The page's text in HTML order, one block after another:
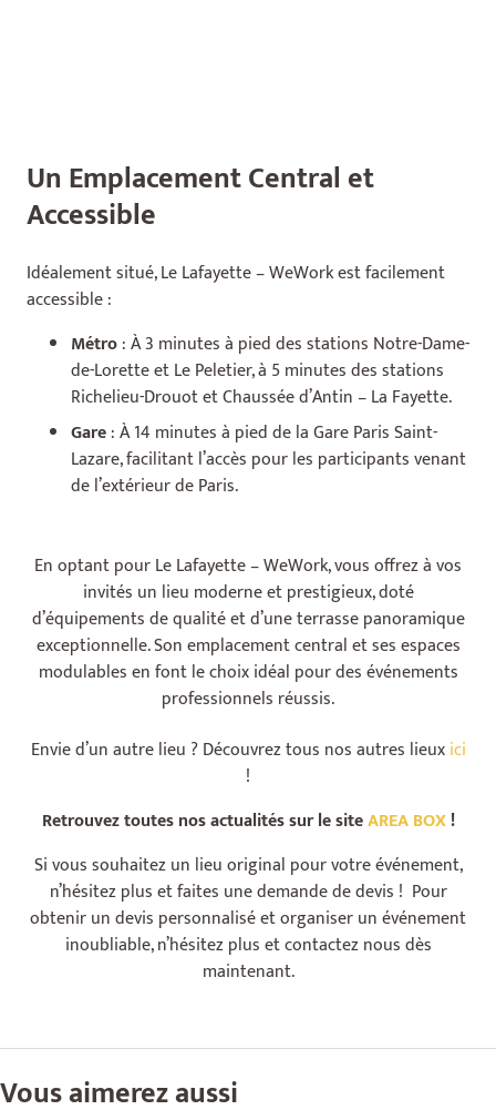
Un Emplacement Central et
Accessible
Idéalement situé, Le Lafayette – WeWork est facilement
accessible :
Métro: À 3 minutes à pied des stations Notre-Dame-
de-Lorette et Le Peletier, à 5 minutes des stations
Richelieu-Drouot et Chaussée d’Antin – La Fayette.
Gare: À 14 minutes à pied de la Gare Paris Saint-
Lazare, facilitant l’accès pour les participants venant
de l’extérieur de Paris.
En optant pour Le Lafayette – WeWork, vous offrez à vos
invités un lieu moderne et prestigieux, doté
d’équipements de qualité et d’une terrasse panoramique
exceptionnelle. Son emplacement central et ses espaces
modulables en font le choix idéal pour des événements
professionnels réussis.
Envie d’un autre lieu ? Découvrez tous nos autres lieux ici
!
Retrouvez toutes nos actualités sur le siteAREA BOX!
Si vous souhaitez un lieu original pour votre événement,
n’hésitez plus et faites une demande de devis ! Pour
obtenir un devis personnalisé et organiser un événement
inoubliable, n’hésitez plus et contactez nous dès
maintenant.
Vous aimerez aussi